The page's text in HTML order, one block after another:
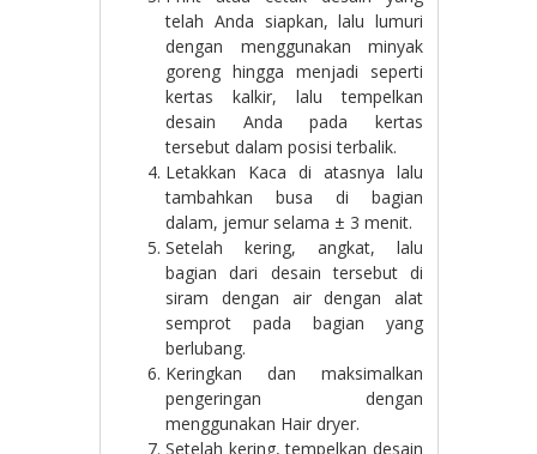
telah Anda siapkan, lalu lumuri
dengan menggunakan minyak
goreng hingga menjadi seperti
kertas kalkir, lalu tempelkan
desain Anda pada kertas
tersebut dalam posisi terbalik.
Letakkan Kaca di atasnya lalu
tambahkan busa di bagian
dalam, jemur selama ± 3 menit.
Setelah kering, angkat, lalu
bagian dari desain tersebut di
siram dengan air dengan alat
semprot pada bagian yang
berlubang.
Keringkan dan maksimalkan
pengeringan dengan
menggunakan Hair dryer.
Setelah kering, tempelkan desain